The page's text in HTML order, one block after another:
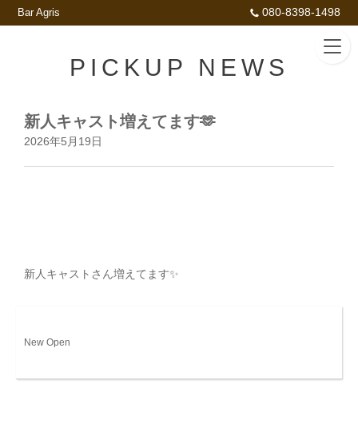
Bar Agris 080-8398-1498
PICKUP NEWS
新人キャスト増えてます🫶
2026年5月19日
新人キャストさん増えてます✨
New Open